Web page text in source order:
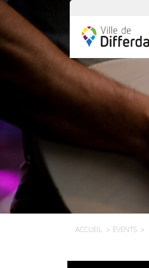
ACCUEIL EVENTS